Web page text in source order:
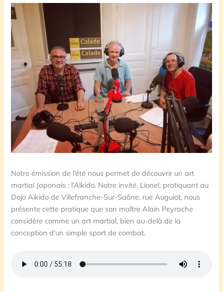
Notre émission de l’été nous permet de découvrir un art
martial Japonais : l’Aïkido. Notre invité, Lionel, pratiquant au
Dojo Aïkido de Villefranche-Sur-Saône, rue Auguiot, nous
présente cette pratique que son maître Alain Peyrache
considère comme un art martial, bien au-delà de la
conception d’un simple sport de combat.